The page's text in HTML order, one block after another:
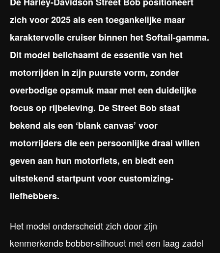
zich voor 2025 als een toegankelijke maar
karaktervolle cruiser binnen het Softail-gamma.
Dit model belichaamt de essentie van het
motorrijden in zijn puurste vorm, zonder
overbodige opsmuk maar met een duidelijke
focus op rijbeleving. De Street Bob staat
bekend als een ‘blank canvas’ voor
motorrijders die een persoonlijke draai willen
geven aan hun motorfiets, en biedt een
uitstekend startpunt voor customizing-
liefhebbers.
Het model onderscheidt zich door zijn
kenmerkende bobber-silhouet met een laag zadel